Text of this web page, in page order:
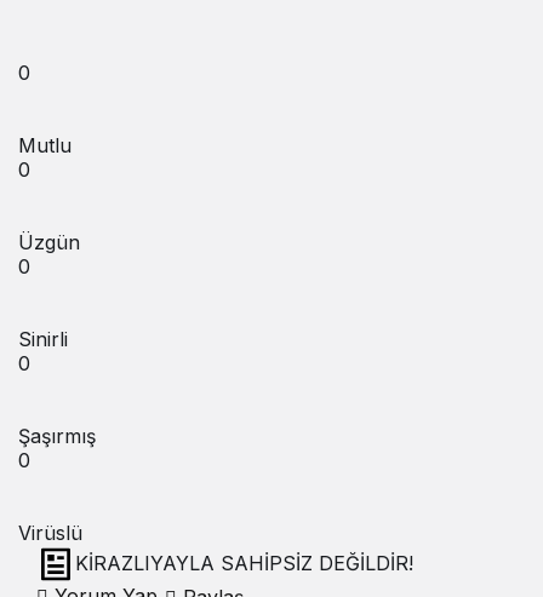
0
Mutlu
0
Üzgün
0
Sinirli
0
Şaşırmış
0
Virüslü
KİRAZLIYAYLA SAHİPSİZ DEĞİLDİR!